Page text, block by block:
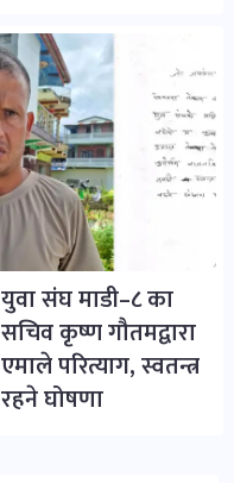
युवा संघ माडी–८ का
सचिव कृष्ण गौतमद्वारा
एमाले परित्याग, स्वतन्त्र
रहने घोषणा